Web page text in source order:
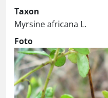
Taxon
Myrsine africana L.
Foto